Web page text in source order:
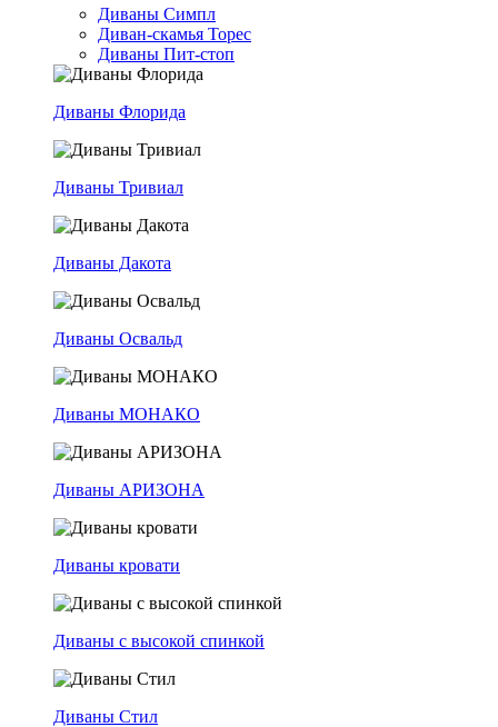
Диваны Симпл
Диван-скамья Торес
Диваны Пит-стоп
Диваны Флорида
Диваны Тривиал
Диваны Дакота
Диваны Освальд
Диваны МОНАКО
Диваны АРИЗОНА
Диваны кровати
Диваны с высокой спинкой
Диваны Стил